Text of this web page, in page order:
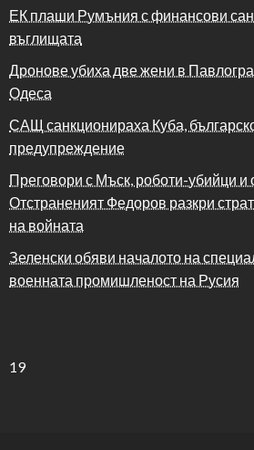
ЕК плаши Румъния с финансови
въглищата
Дронове убиха две жени в
Одеса
САЩ санкционираха Куба,
предупреждение
Преговори с Мъск, роботи-убийци и
Отстраненият Федоров разкри
на войната
Зеленски обяви началото на
военната промишленост на Русия
19